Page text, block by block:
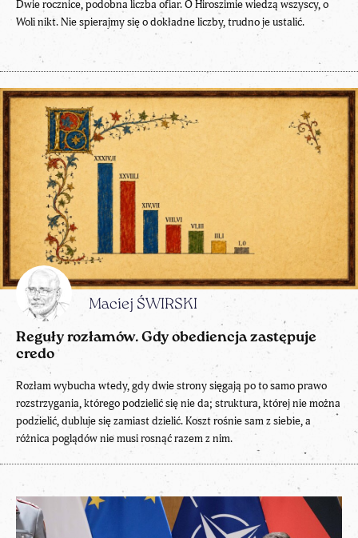
Dwie rocznice, podobna liczba ofiar. O Hiroszimie wiedzą wszyscy, o
Woli nikt. Nie spierajmy się o dokładne liczby, trudno je ustalić.
Maciej ŚWIRSKI
Reguły rozłamów. Gdy obediencja zastępuje
credo
Rozłam wybucha wtedy, gdy dwie strony sięgają po to samo prawo
rozstrzygania, którego podzielić się nie da; struktura, której nie można
podzielić, dubluje się zamiast dzielić. Koszt rośnie sam z siebie, a
różnica poglądów nie musi rosnąć razem z nim.